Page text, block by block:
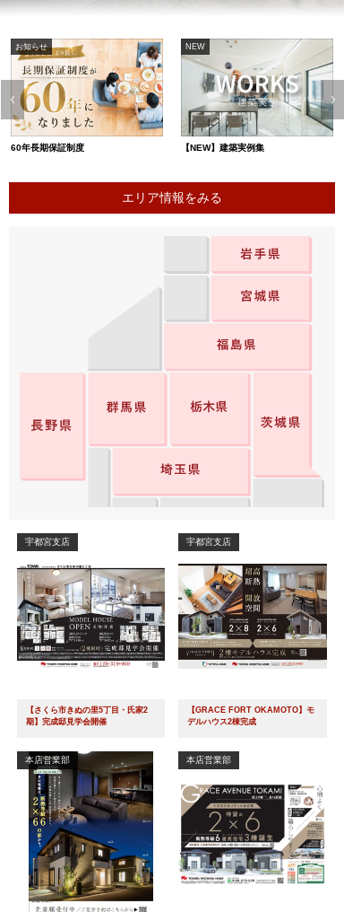
NEW
【NEW】建築実例集 モデルハウス住宅展示
エリア情報をみる
宇都宮支店
【さくら市きぬの里5丁目・氏家2
期】完成邸見学会開催
宇都宮支店
【GRACE FORT OKAMOTO】モ
デルハウス2棟完成
本店営業部 本店営業部